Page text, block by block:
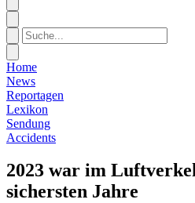
Home
News
Reportagen
Lexikon
Sendung
Accidents
2023 war im
sichersten Jahre